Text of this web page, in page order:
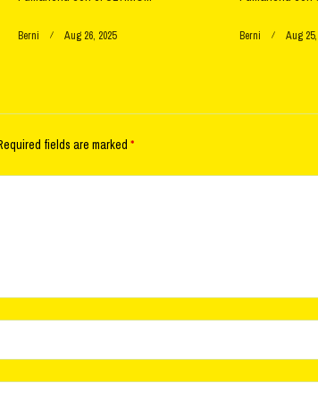
Berni Aug 26, 2025 Berni Aug
fields are marked *